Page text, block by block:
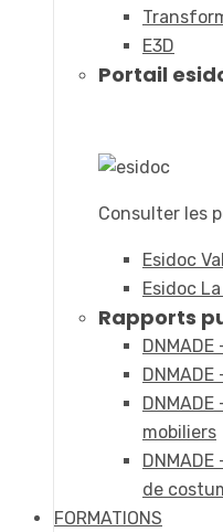
E3D
Portail
Consulter les
Esidoc
Esidoc
Rapports
mobiliers
de
FORMATIONS